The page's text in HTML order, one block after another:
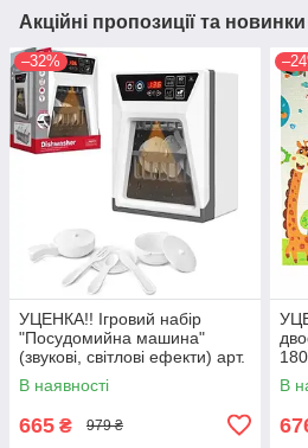
Акційні пропозиції та новинки
–32%
УЦЕНКА!! Ігровий набір
"Посудомийна машина"
(звукові, світлові ефекти) арт.
F 2315
В наявності
665 ₴ 979 ₴
В